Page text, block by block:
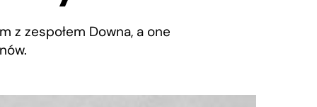
z zespołem Downa, a one